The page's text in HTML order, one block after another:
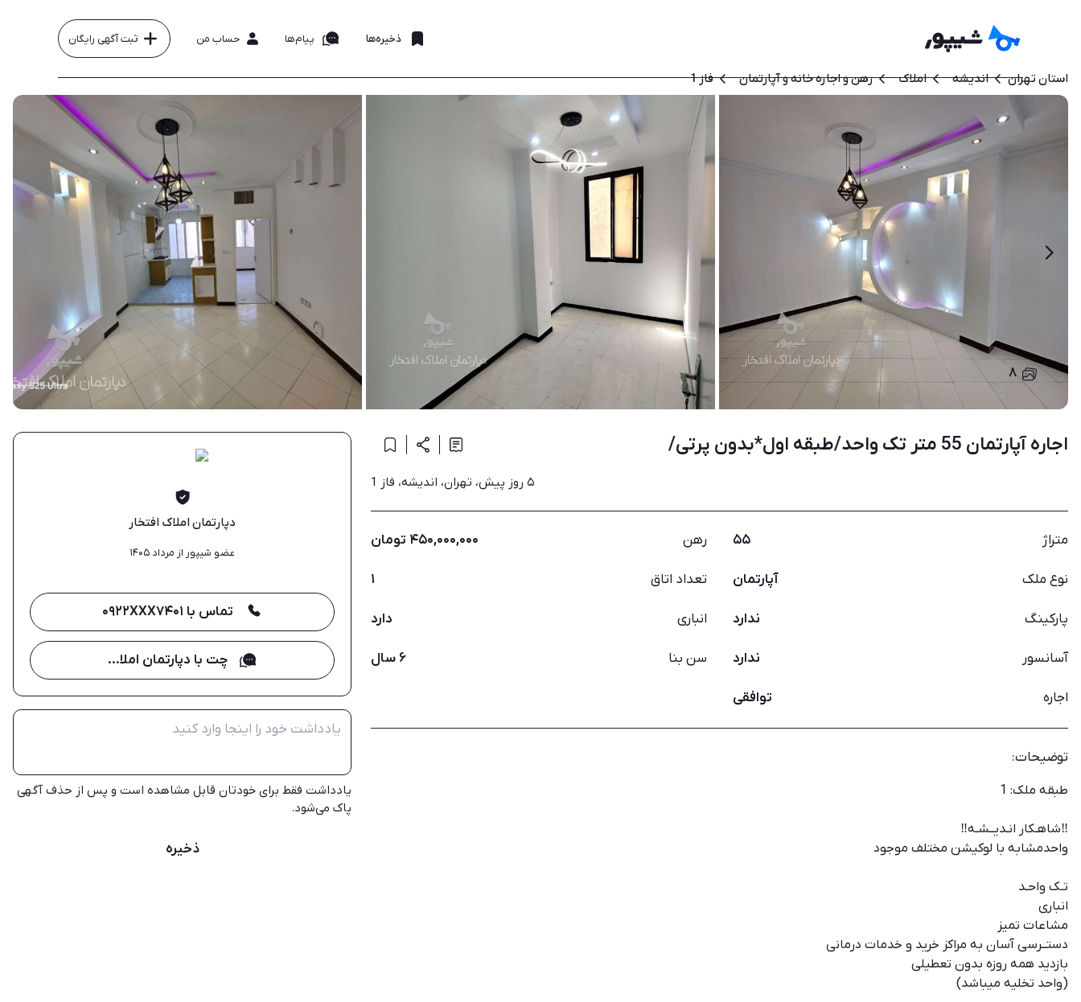
ذخیره‌ها پیام‌ها حساب من ثبت آگهی رایگان
استان تهران اندیشه املاک رهن و اجاره خانه و آپارتمان فاز 1
۸
اجاره آپارتمان 55 متر تک واحد/طبقه اول*بدون پرتی/
۵ روز پیش، تهران، اندیشه، فاز 1
متراژ ۵۵ رهن ۴۵۰,۰۰۰,۰۰۰ تومان
نوع ملک آپارتمان تعداد اتاق ۱
پارکینگ ندارد انباری دارد
آسانسور ندارد سن بنا ۶ سال
اجاره توافقی
توضیحات:
طبقه ملک: 1
‼️شاهـکار انـدیــشـه‼️
️واحدمشابه با لوکیشن مختلف موجود
تـک واحـد
انباری
مشاعات تمیز
دستــرسی آسان به مراکز خرید و خدمات درمانی
️بازدید همه روزه بدون تعطیلی
(واحد تخلیه میباشد)
دپارتمان املاک افتخار
عضو شیپور از مرداد ۱۴۰۵
تماس با ۰۹۲۲XXX۷۴۰۱
چت با دپارتمان املاک افتخار
یادداشت فقط برای خودتان قابل مشاهده است و پس از حذف آگهی
پاک می‌شود.
ذخیره